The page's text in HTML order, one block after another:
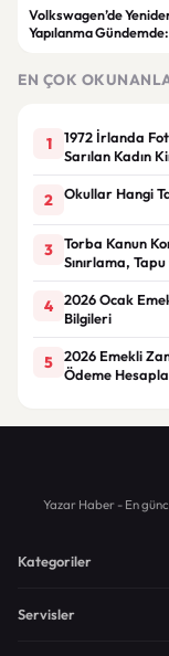
Volkswagen’de
Yapılanma
EN ÇOK
1
1972 İrlanda
Sarılan Kadın
2 Okullar Hangi
3
Torba Kanun
Sınırlama,
4
2026 Ocak
Bilgileri
5
2026 Emekli
Ödeme
Yazar Haber - En
Kategoriler
Servisler